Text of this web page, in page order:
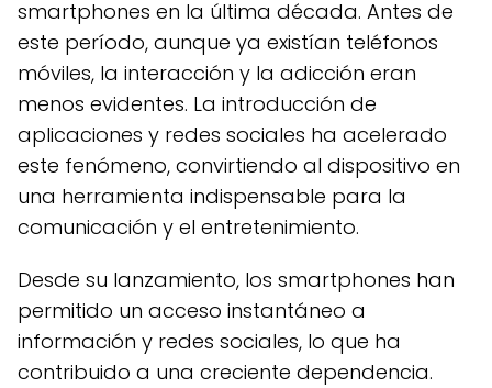
smartphones en la última década. Antes de
este período, aunque ya existían teléfonos
móviles, la interacción y la adicción eran
menos evidentes. La introducción de
aplicaciones y redes sociales ha acelerado
este fenómeno, convirtiendo al dispositivo en
una herramienta indispensable para la
comunicación y el entretenimiento.
Desde su lanzamiento, los smartphones han
permitido un acceso instantáneo a
información y redes sociales, lo que ha
contribuido a una creciente dependencia.